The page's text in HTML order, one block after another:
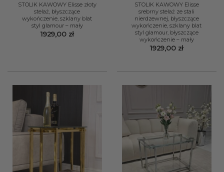
STOLIK KAWOWY Elisse złoty
stelaż, błyszczące
wykończenie, szklany blat
styl glamour – mały
1929,00 zł
STOLIK KAWOWY Elisse
srebrny stelaż ze stali
nierdzewnej, błyszczące
wykończenie, szklany blat
styl glamour, błyszczące
wykończenie – mały
1929,00 zł